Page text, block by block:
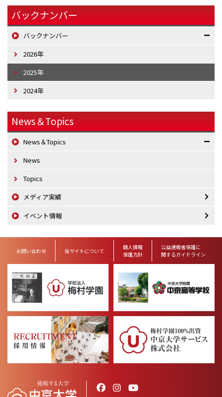
バックナンバー
バックナンバー
2026年
2025年
2024年
News＆Topics
News＆Topics
News
Topics
メディア実績
イベント情報
お問い合わせ 当サイトについて
個人情報
保護方針
公益通報者保護に
関するガイドライン